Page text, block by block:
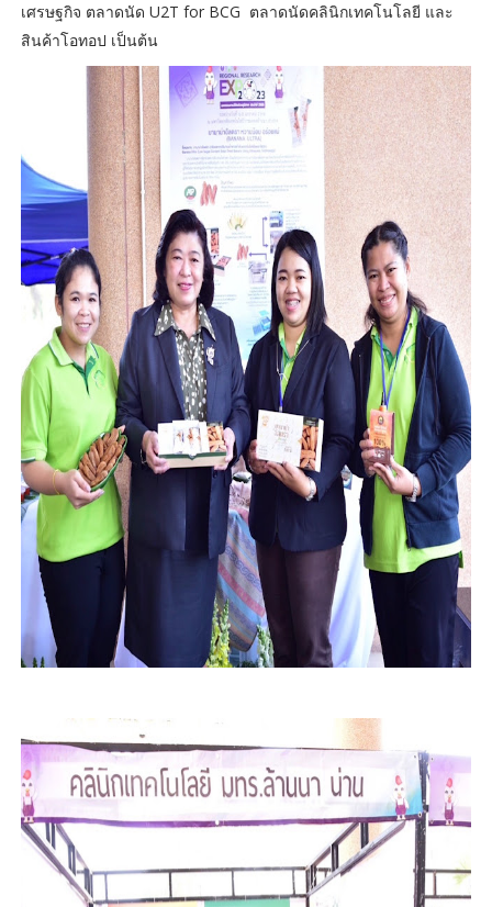
เศรษฐกิจ ตลาดนัด U2T for BCG ตลาดนัดคลินิกเทคโนโลยี และ
สินค้าโอทอป เป็นต้น